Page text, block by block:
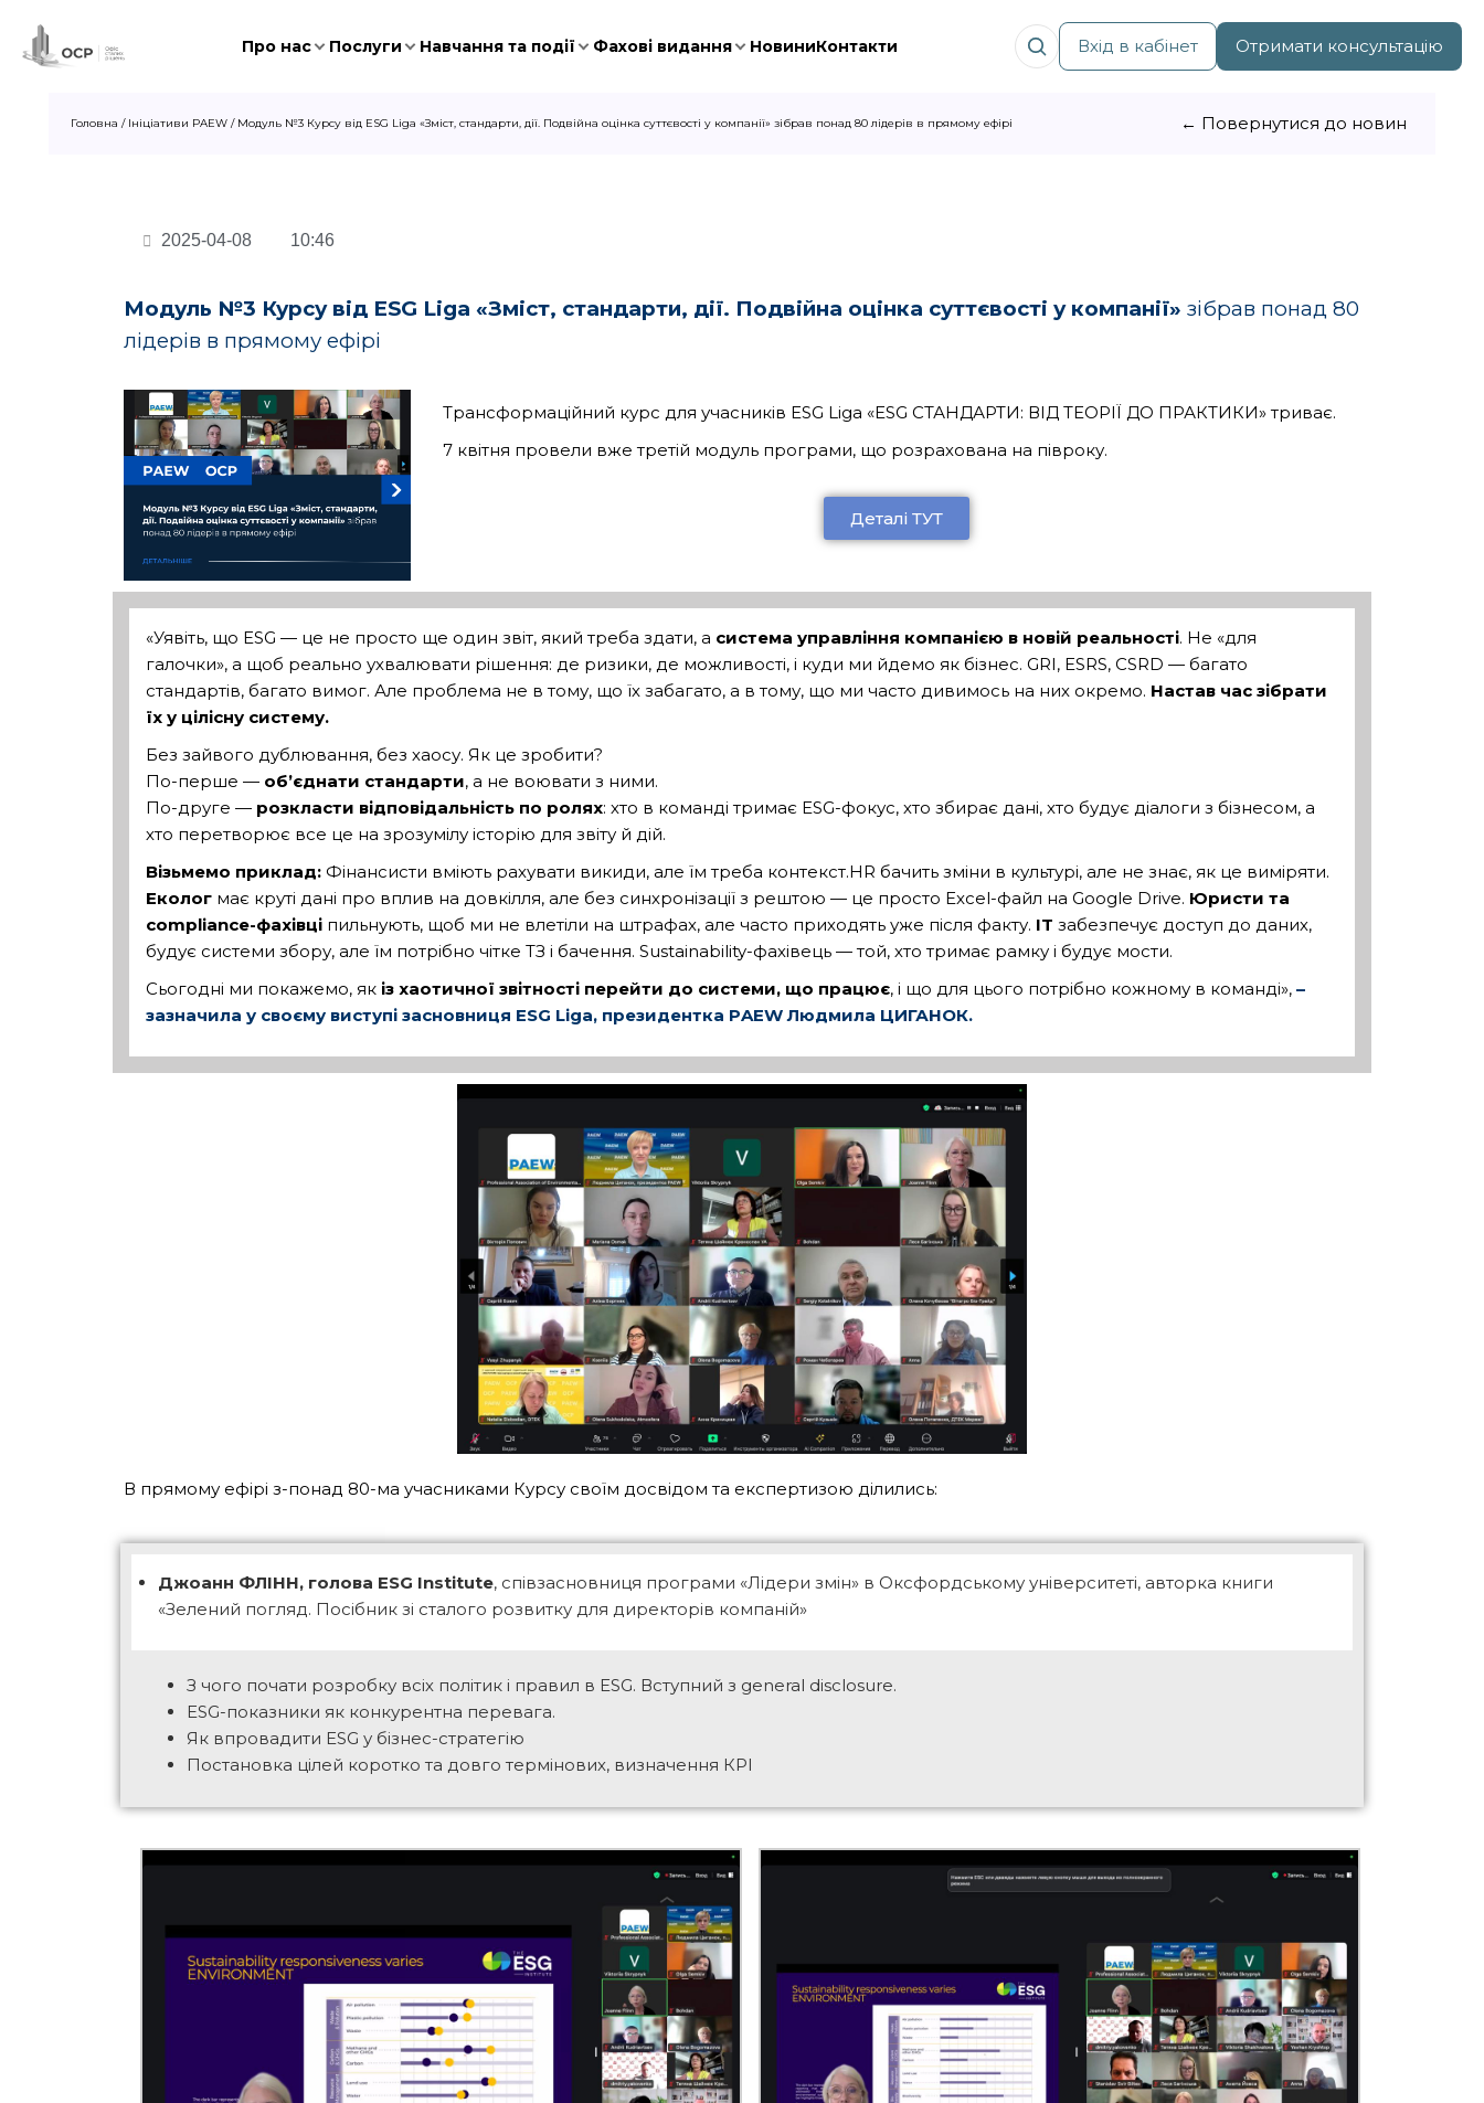
Про нас Послуги Навчання та події Фахові видання НовиниКонтакти Вхід в кабінет Отримати консультацію
Головна / Ініціативи PAEW / Модуль №3 Курсу від ESG Liga «Зміст, стандарти, дії. Подвійна оцінка суттєвості у компанії» зібрав понад 80 лідерів в прямому ефірі ← Повернутися до новин
2025-04-08 10:46
Модуль №3 Курсу від ESG Liga «Зміст, стандарти, дії. Подвійна оцінка суттєвості у компанії» зібрав понад 80
лідерів в прямому ефірі
Трансформаційний курс для учасників ESG Liga «ESG СТАНДАРТИ: ВІД ТЕОРІЇ ДО ПРАКТИКИ» триває.
7 квітня провели вже третій модуль програми, що розрахована на півроку.
Деталі ТУТ
«Уявіть, що ESG — це не просто ще один звіт, який треба здати, а система управління компанією в новій реальності. Не «для
галочки», а щоб реально ухвалювати рішення: де ризики, де можливості, і куди ми йдемо як бізнес. GRI, ESRS, CSRD — багато
стандартів, багато вимог. Але проблема не в тому, що їх забагато, а в тому, що ми часто дивимось на них окремо. Настав час зібрати
їх у цілісну систему.
Без зайвого дублювання, без хаосу. Як це зробити?
По-перше — об’єднати стандарти, а не воювати з ними.
По-друге — розкласти відповідальність по ролях: хто в команді тримає ESG-фокус, хто збирає дані, хто будує діалоги з бізнесом, а
хто перетворює все це на зрозумілу історію для звіту й дій.
Візьмемо приклад: Фінансисти вміють рахувати викиди, але їм треба контекст.HR бачить зміни в культурі, але не знає, як це виміряти.
Еколог має круті дані про вплив на довкілля, але без синхронізації з рештою — це просто Excel-файл на Google Drive. Юристи та
compliance-фахівці пильнують, щоб ми не влетіли на штрафах, але часто приходять уже після факту. IT забезпечує доступ до даних,
будує системи збору, але їм потрібно чітке ТЗ і бачення. Sustainability-фахівець — той, хто тримає рамку і будує мости.
Сьогодні ми покажемо, як із хаотичної звітності перейти до системи, що працює, і що для цього потрібно кожному в команді», –
зазначила у своєму виступі засновниця ESG Liga, президентка РAEW Людмила ЦИГАНОК.
В прямому ефірі з-понад 80-ма учасниками Курсу своїм досвідом та експертизою ділились:
Джоанн ФЛІНН, голова ESG Institute, співзасновниця програми «Лідери змін» в Оксфордському університеті, авторка книги
«Зелений погляд. Посібник зі сталого розвитку для директорів компаній»
З чого почати розробку всіх політик і правил в ESG. Вступний з general disclosure.
ESG-показники як конкурентна перевага.
Як впровадити ESG у бізнес-стратегію
Постановка цілей коротко та довго термінових, визначення КРІ